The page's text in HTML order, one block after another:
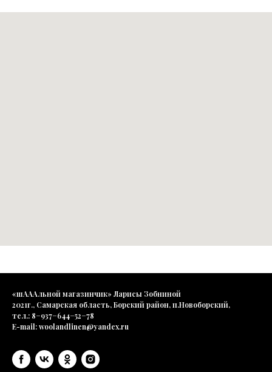
«шАААльной магазинчик» Ларисы Зобниной
2021г., Самарская область, Борский район, п.Новоборский,
тел.: 8−937−644−52−78
E-mail: woolandlinen@yandex.ru